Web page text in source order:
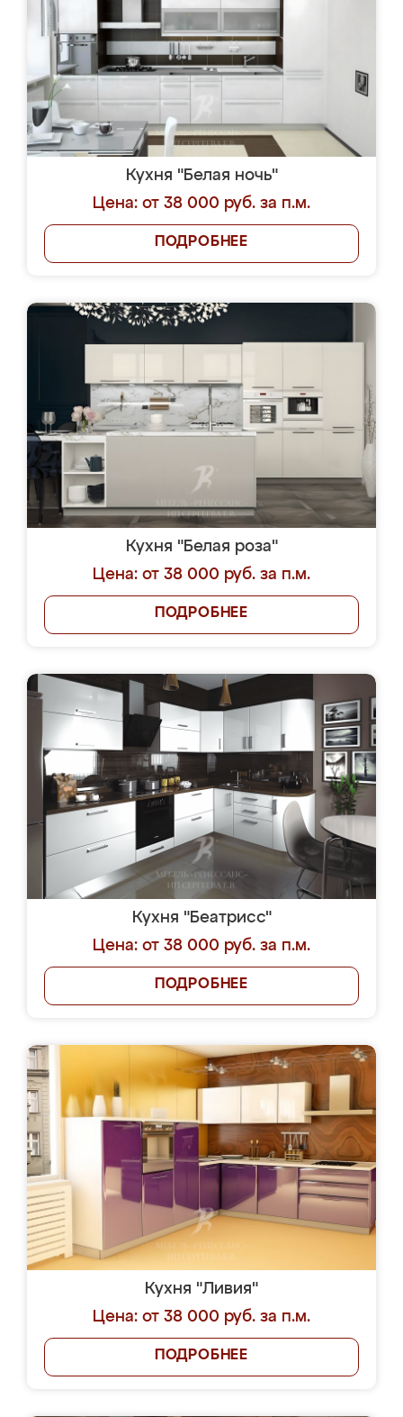
Кухня "Белая ночь"
Цена: от 38 000 руб. за п.м.
ПОДРОБНЕЕ
Кухня "Белая роза"
Цена: от 38 000 руб. за п.м.
ПОДРОБНЕЕ
Кухня "Беатрисс"
Цена: от 38 000 руб. за п.м.
ПОДРОБНЕЕ
Кухня "Ливия"
Цена: от 38 000 руб. за п.м.
ПОДРОБНЕЕ